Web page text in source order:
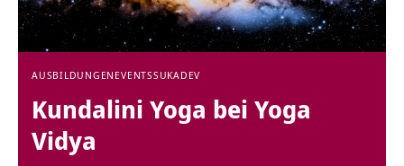
AUSBILDUNGEN EVENTSSUKADEV
Kundalini Yoga bei Yoga
Vidya